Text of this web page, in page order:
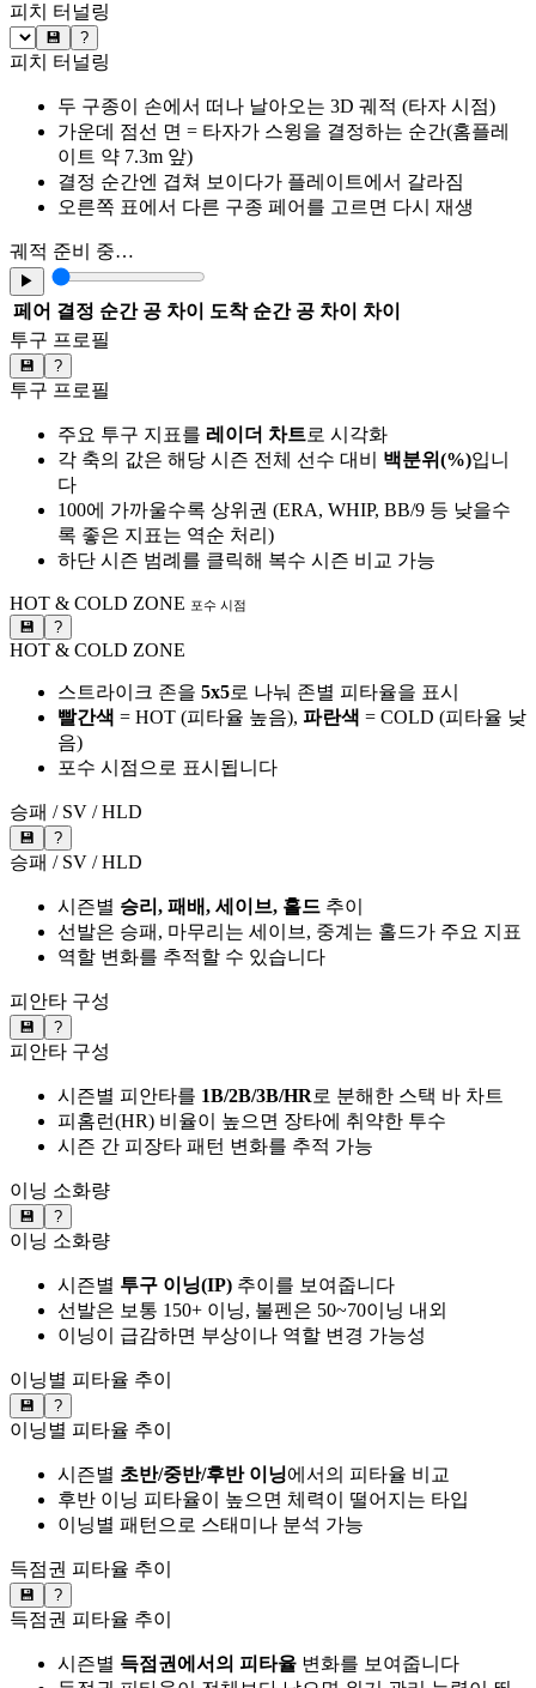
피치 터널링
💾 ?
피치 터널링
두 구종이 손에서 떠나 날아오는 3D 궤적 (타자 시점)
가운데 점선 면 = 타자가 스윙을 결정하는 순간(홈플레
이트 약 7.3m 앞)
결정 순간엔 겹쳐 보이다가 플레이트에서 갈라짐
오른쪽 표에서 다른 구종 페어를 고르면 다시 재생
궤적 준비 중…
▶
페어 결정 순간 공 차이 도착 순간 공 차이
차이
투구 프로필
💾 ?
투구 프로필
주요 투구 지표를 레이더 차트로 시각화
각 축의 값은 해당 시즌 전체 선수 대비 백분위(%)입니
다
100에 가까울수록 상위권 (ERA, WHIP, BB/9 등 낮을수
록 좋은 지표는 역순 처리)
하단 시즌 범례를 클릭해 복수 시즌 비교 가능
HOT & COLD ZONE 포수 시점
💾 ?
HOT & COLD ZONE
스트라이크 존을 5x5로 나눠 존별 피타율을 표시
빨간색 = HOT (피타율 높음), 파란색 = COLD (피타율 낮
음)
포수 시점으로 표시됩니다
승패 / SV / HLD
💾 ?
승패 / SV / HLD
시즌별 승리, 패배, 세이브, 홀드 추이
선발은 승패, 마무리는 세이브, 중계는 홀드가 주요 지표
역할 변화를 추적할 수 있습니다
피안타 구성
💾 ?
피안타 구성
시즌별 피안타를 1B/2B/3B/HR로 분해한 스택 바 차트
피홈런(HR) 비율이 높으면 장타에 취약한 투수
시즌 간 피장타 패턴 변화를 추적 가능
이닝 소화량
💾 ?
이닝 소화량
시즌별 투구 이닝(IP) 추이를 보여줍니다
선발은 보통 150+ 이닝, 불펜은 50~70이닝 내외
이닝이 급감하면 부상이나 역할 변경 가능성
이닝별 피타율 추이
💾 ?
이닝별 피타율 추이
시즌별 초반/중반/후반 이닝에서의 피타율 비교
후반 이닝 피타율이 높으면 체력이 떨어지는 타입
이닝별 패턴으로 스태미나 분석 가능
득점권 피타율 추이
💾 ?
득점권 피타율 추이
시즌별 득점권에서의 피타율 변화를 보여줍니다